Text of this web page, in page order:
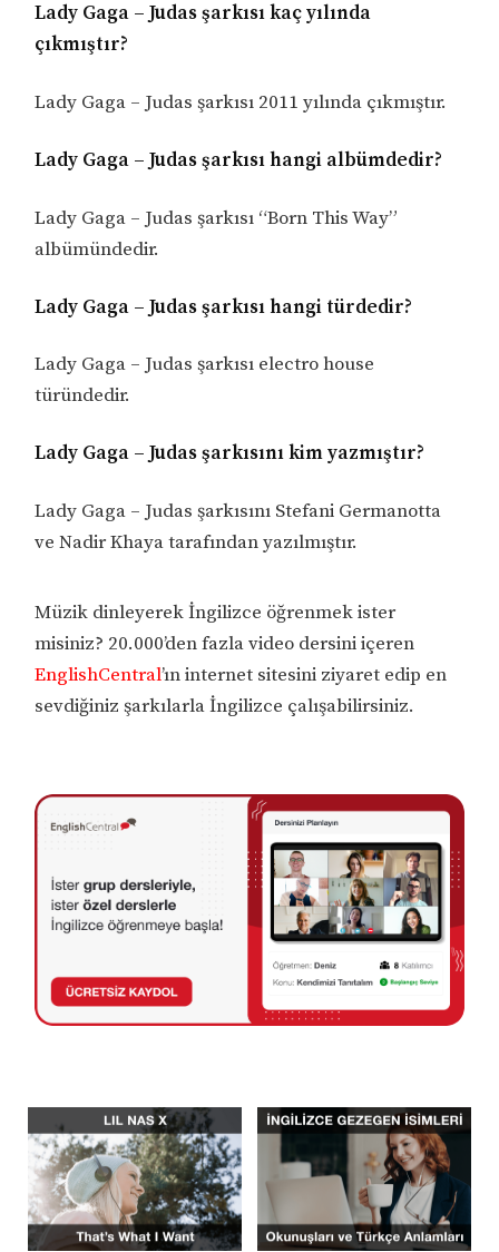
Lady Gaga – Judas şarkısı kaç yılında
çıkmıştır?
Lady Gaga – Judas şarkısı 2011 yılında çıkmıştır.
Lady Gaga – Judas şarkısı hangi albümdedir?
Lady Gaga – Judas şarkısı “Born This Way”
albümündedir.
Lady Gaga – Judas şarkısı hangi türdedir?
Lady Gaga – Judas şarkısı electro house
türündedir.
Lady Gaga – Judas şarkısını kim yazmıştır?
Lady Gaga – Judas şarkısını Stefani Germanotta
ve Nadir Khaya tarafından yazılmıştır.
Müzik dinleyerek İngilizce öğrenmek ister
misiniz? 20.000’den fazla video dersini içeren
EnglishCentral’ın internet sitesini ziyaret edip en
sevdiğiniz şarkılarla İngilizce çalışabilirsiniz.